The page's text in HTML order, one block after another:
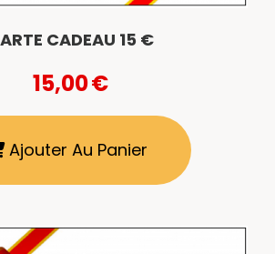
CADEAU 15 €
15,00€
Ajouter Au Panier